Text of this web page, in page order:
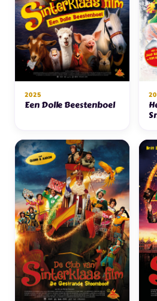
2025
Een Dolle Beestenboel